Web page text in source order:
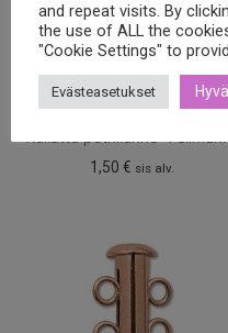
1,50€ sis alv.
and repeat visits. By
the use of ALL the
"Cookie Settings" to
Evästeasetukset